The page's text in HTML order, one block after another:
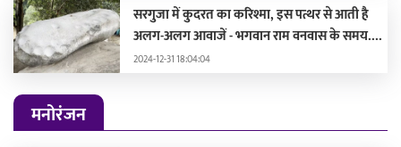
सरगुजा में कुदरत का करिश्मा, इस पत्थर से आती है
अलग-अलग आवाजें - भगवान राम वनवास के समय....
2024-12-31 18:04:04
मनोरंजन